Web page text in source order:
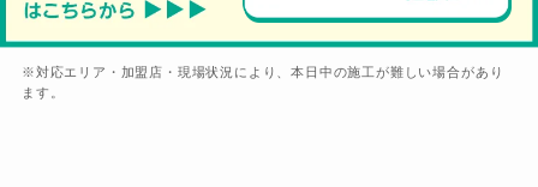
※対応エリア・加盟店・現場状況により、本日中の施工が難しい場合があり
ます。